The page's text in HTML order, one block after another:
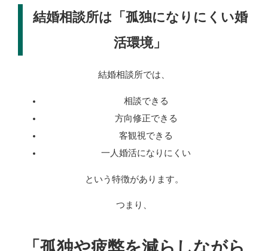
結婚相談所は「孤独になりにくい婚
活環境」
結婚相談所では、
相談できる
方向修正できる
客観視できる
一人婚活になりにくい
という特徴があります。
つまり、
「孤独や疲弊を減らしながら